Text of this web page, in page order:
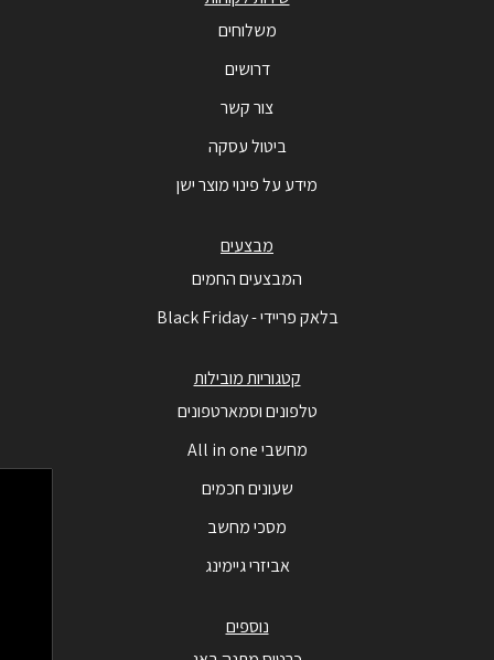
משלוחים
דרושים
צור קשר
ביטול עסקה
מידע על פינוי מוצר ישן
מבצעים
המבצעים החמים
בלאק פריידי - Black Friday
קטגוריות מובילות
טלפונים וסמארטפונים
מחשבי All in one
שעונים חכמים
מסכי מחשב
אביזרי גיימינג
נוספים